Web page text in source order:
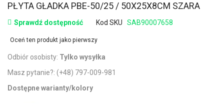
PŁYTA GŁADKA PBE-50/25 / 50X25X8CM SZARA
Sprawdź dostępność Kod SKU SAB90007658
Oceń ten produkt jako pierwszy
Odbiór osobisty: Tylko wysyłka
Masz pytanie?: (+48) 797-009-981
Dostępne warianty/kolory